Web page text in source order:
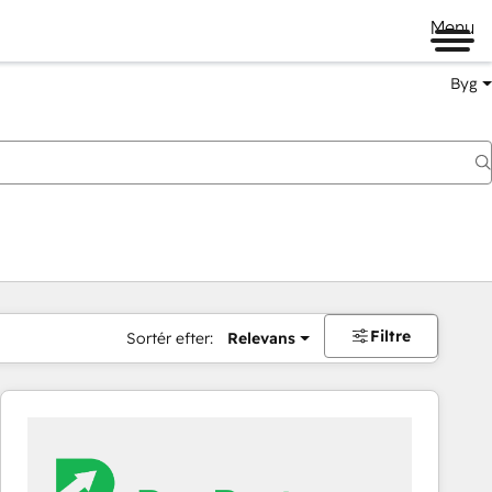
Menu
Byg
Sortér efter: Relevans Filtre